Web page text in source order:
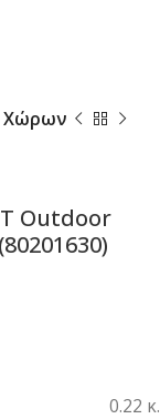
Χώρων
Outdoor
0.22 κ.